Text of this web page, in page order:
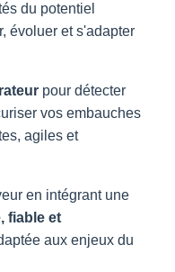
du potentiel
évoluer et s'adapter
pour détecter
vos embauches
agiles et
en intégrant une
fiable et
aux enjeux du